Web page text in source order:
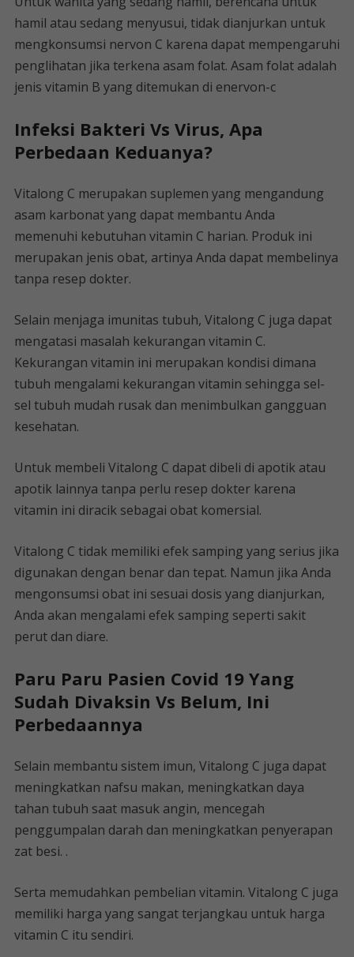
hamil atau sedang menyusui, tidak dianjurkan untuk
mengkonsumsi nervon C karena dapat mempengaruhi
penglihatan jika terkena asam folat. Asam folat adalah
jenis vitamin B yang ditemukan di enervon-c
Infeksi Bakteri Vs Virus, Apa
Perbedaan Keduanya?
Vitalong C merupakan suplemen yang mengandung
asam karbonat yang dapat membantu Anda
memenuhi kebutuhan vitamin C harian. Produk ini
merupakan jenis obat, artinya Anda dapat membelinya
tanpa resep dokter.
Selain menjaga imunitas tubuh, Vitalong C juga dapat
mengatasi masalah kekurangan vitamin C.
Kekurangan vitamin ini merupakan kondisi dimana
tubuh mengalami kekurangan vitamin sehingga sel-
sel tubuh mudah rusak dan menimbulkan gangguan
kesehatan.
Untuk membeli Vitalong C dapat dibeli di apotik atau
apotik lainnya tanpa perlu resep dokter karena
vitamin ini diracik sebagai obat komersial.
Vitalong C tidak memiliki efek samping yang serius jika
digunakan dengan benar dan tepat. Namun jika Anda
mengonsumsi obat ini sesuai dosis yang dianjurkan,
Anda akan mengalami efek samping seperti sakit
perut dan diare.
Paru Paru Pasien Covid 19 Yang
Sudah Divaksin Vs Belum, Ini
Perbedaannya
Selain membantu sistem imun, Vitalong C juga dapat
meningkatkan nafsu makan, meningkatkan daya
tahan tubuh saat masuk angin, mencegah
penggumpalan darah dan meningkatkan penyerapan
zat besi. .
Serta memudahkan pembelian vitamin. Vitalong C juga
memiliki harga yang sangat terjangkau untuk harga
vitamin C itu sendiri.